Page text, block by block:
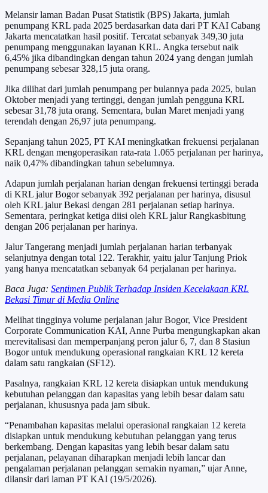
Melansir laman Badan Pusat Statistik (BPS) Jakarta, jumlah
penumpang KRL pada 2025 berdasarkan data dari PT KAI Cabang
Jakarta mencatatkan hasil positif. Tercatat sebanyak 349,30 juta
penumpang menggunakan layanan KRL. Angka tersebut naik
6,45% jika dibandingkan dengan tahun 2024 yang dengan jumlah
penumpang sebesar 328,15 juta orang.
Jika dilihat dari jumlah penumpang per bulannya pada 2025, bulan
Oktober menjadi yang tertinggi, dengan jumlah pengguna KRL
sebesar 31,78 juta orang. Sementara, bulan Maret menjadi yang
terendah dengan 26,97 juta penumpang.
Sepanjang tahun 2025, PT KAI meningkatkan frekuensi perjalanan
KRL dengan mengoperasikan rata-rata 1.065 perjalanan per harinya,
naik 0,47% dibandingkan tahun sebelumnya.
Adapun jumlah perjalanan harian dengan frekuensi tertinggi berada
di KRL jalur Bogor sebanyak 392 perjalanan per harinya, disusul
oleh KRL jalur Bekasi dengan 281 perjalanan setiap harinya.
Sementara, peringkat ketiga diisi oleh KRL jalur Rangkasbitung
dengan 206 perjalanan per harinya.
Jalur Tangerang menjadi jumlah perjalanan harian terbanyak
selanjutnya dengan total 122. Terakhir, yaitu jalur Tanjung Priok
yang hanya mencatatkan sebanyak 64 perjalanan per harinya.
Baca Juga: Sentimen Publik Terhadap Insiden Kecelakaan KRL
Bekasi Timur di Media Online
Melihat tingginya volume perjalanan jalur Bogor, Vice President
Corporate Communication KAI, Anne Purba mengungkapkan akan
merevitalisasi dan memperpanjang peron jalur 6, 7, dan 8 Stasiun
Bogor untuk mendukung operasional rangkaian KRL 12 kereta
dalam satu rangkaian (SF12).
Pasalnya, rangkaian KRL 12 kereta disiapkan untuk mendukung
kebutuhan pelanggan dan kapasitas yang lebih besar dalam satu
perjalanan, khususnya pada jam sibuk.
“Penambahan kapasitas melalui operasional rangkaian 12 kereta
disiapkan untuk mendukung kebutuhan pelanggan yang terus
berkembang. Dengan kapasitas yang lebih besar dalam satu
perjalanan, pelayanan diharapkan menjadi lebih lancar dan
pengalaman perjalanan pelanggan semakin nyaman,” ujar Anne,
dilansir dari laman PT KAI (19/5/2026).